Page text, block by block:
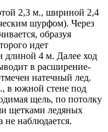
2,3 м., шириной 2,4
шурфом). Через
образуя
идет
длиной 4 м. Далее ход
в расширение-
натечный лед.
в южной стене под
щель, по потолку
щетками ледяных
не наблюдается.